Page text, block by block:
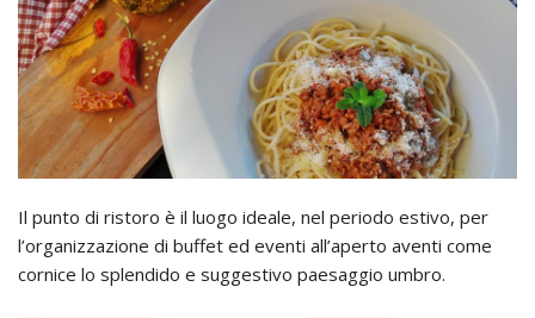
Il punto di ristoro è il luogo ideale, nel periodo estivo, per
l’organizzazione di buffet ed eventi all’aperto aventi come
cornice lo splendido e suggestivo paesaggio umbro.